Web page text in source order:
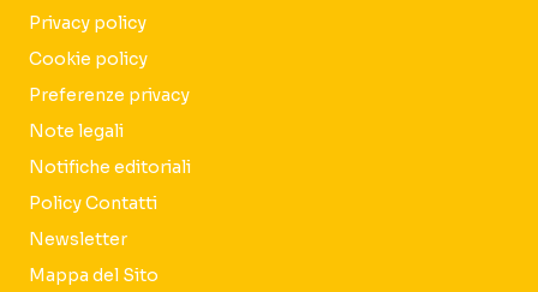
Privacy policy
Cookie policy
Preferenze privacy
Note legali
Notifiche editoriali
Policy Contatti
Newsletter
Mappa del Sito